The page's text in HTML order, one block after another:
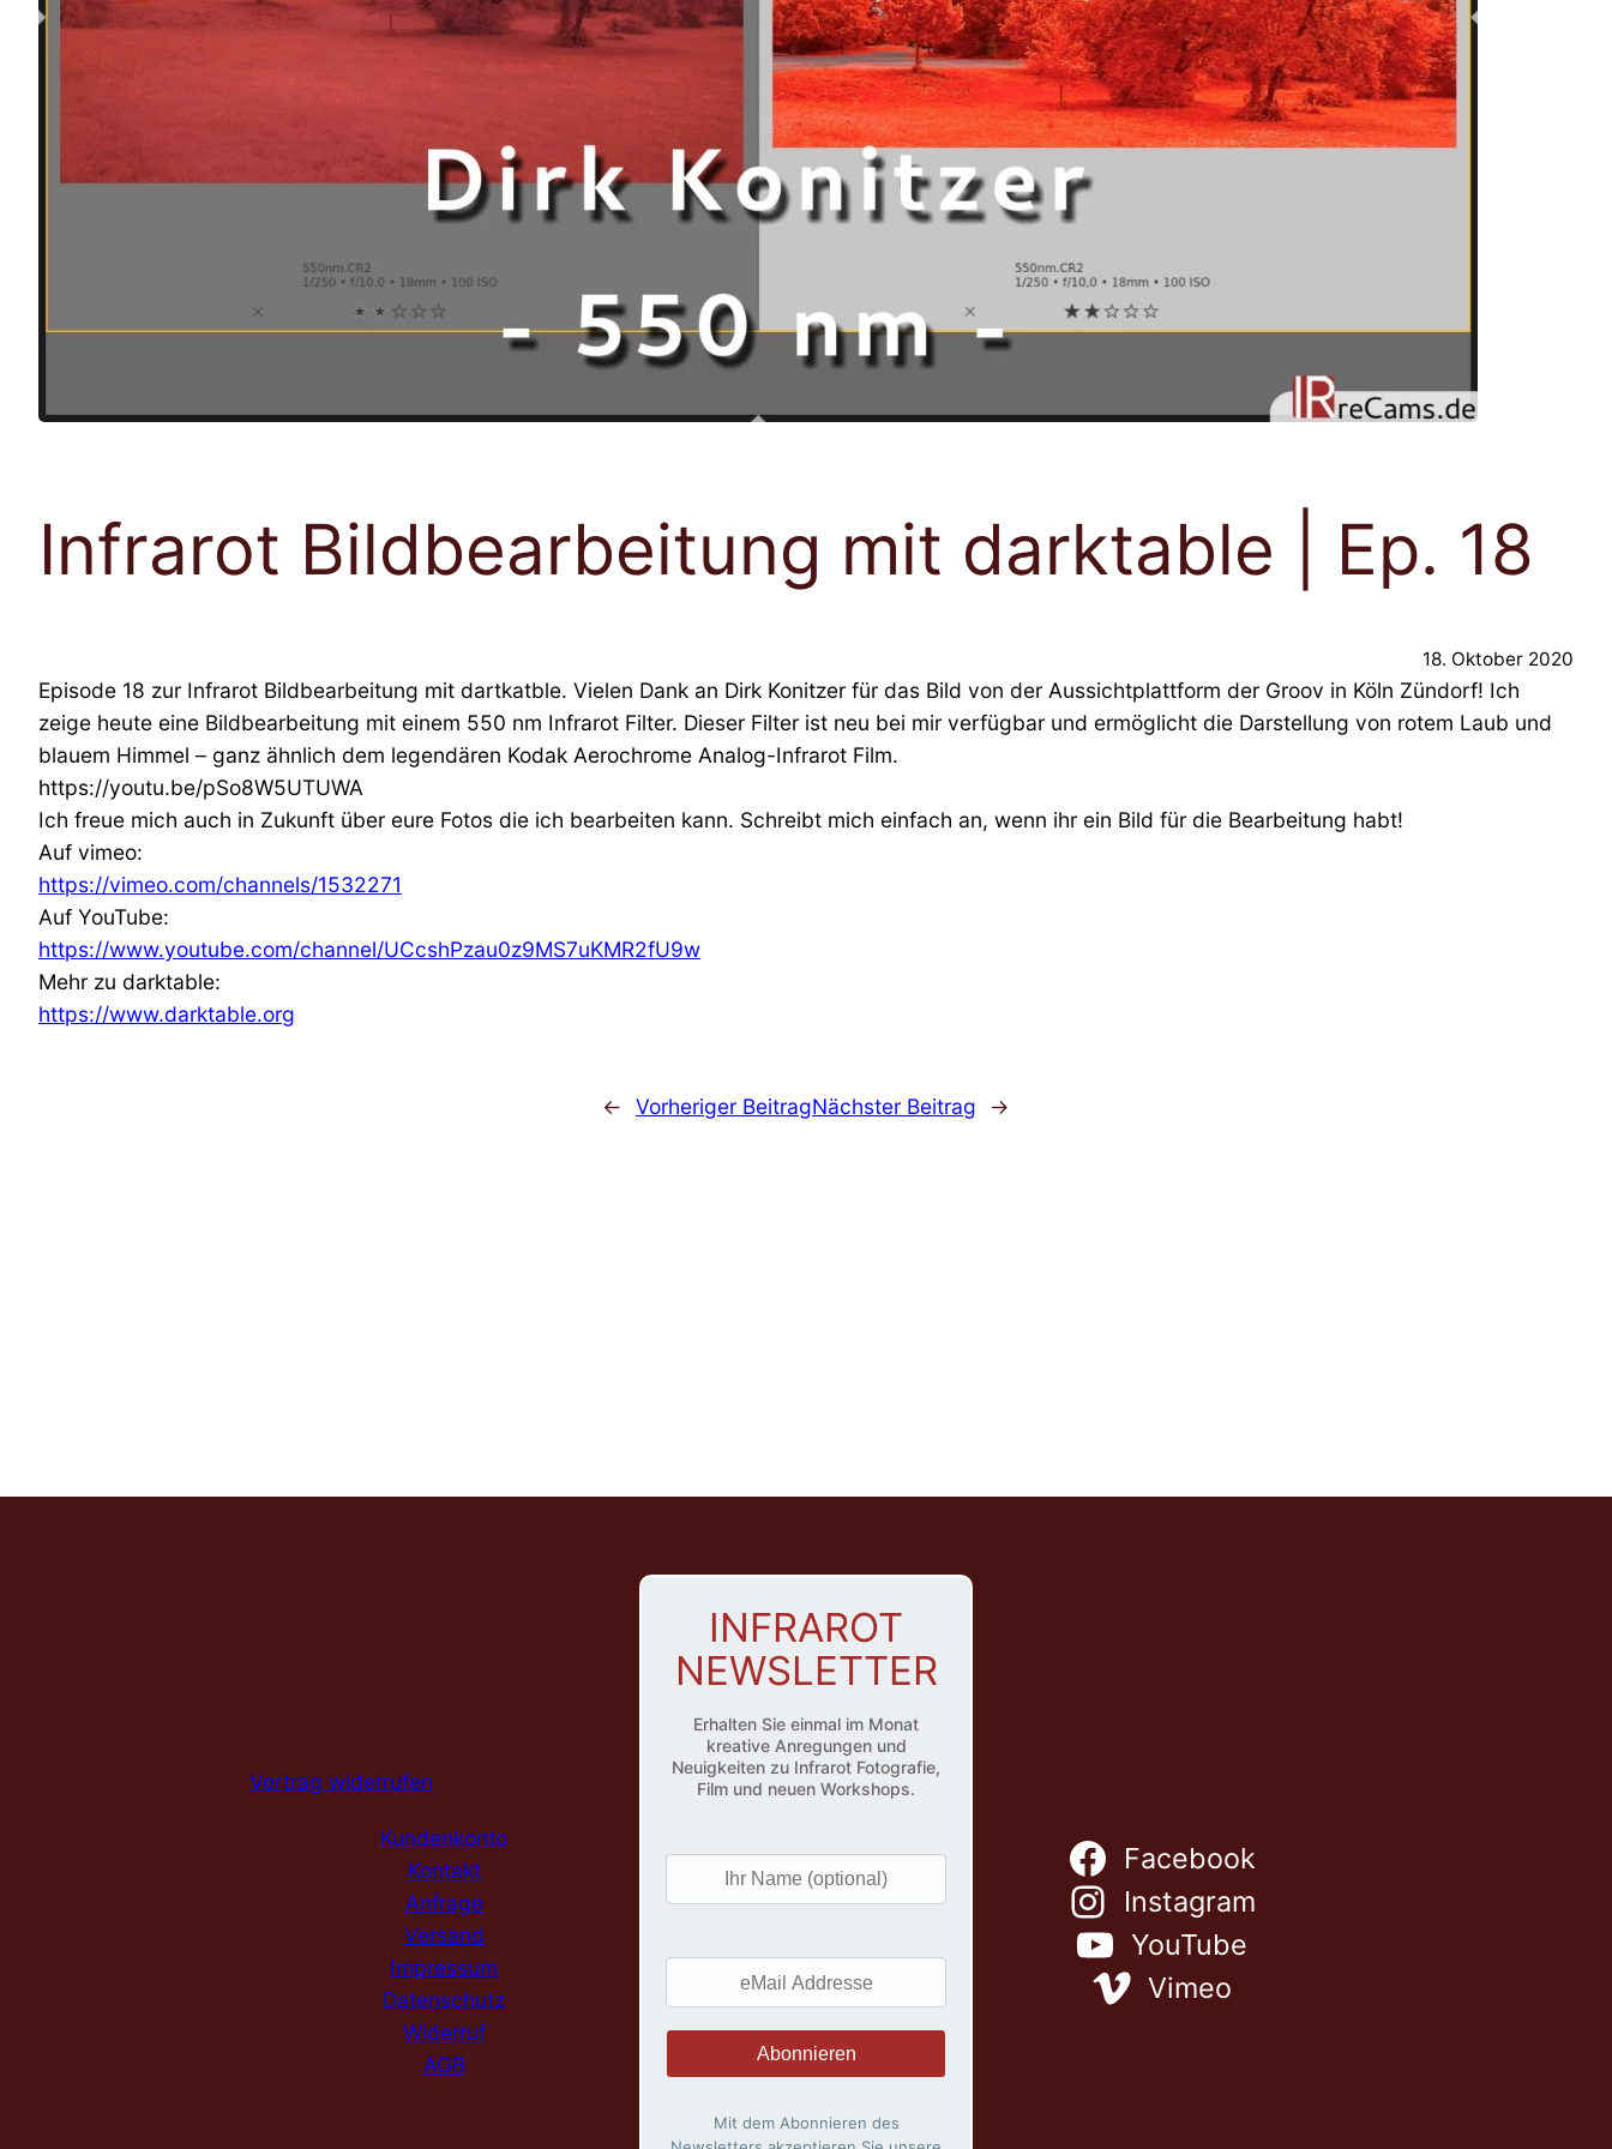
Infrarot Bildbearbeitung mit darktable | Ep. 18
18. Oktober 2020
Episode 18 zur Infrarot Bildbearbeitung mit dartkatble. Vielen Dank an Dirk Konitzer für das Bild von der Aussichtplattform der Groov in Köln Zündorf! Ich
zeige heute eine Bildbearbeitung mit einem 550 nm Infrarot Filter. Dieser Filter ist neu bei mir verfügbar und ermöglicht die Darstellung von rotem Laub und
blauem Himmel – ganz ähnlich dem legendären Kodak Aerochrome Analog-Infrarot Film.
https://youtu.be/pSo8W5UTUWA
Ich freue mich auch in Zukunft über eure Fotos die ich bearbeiten kann. Schreibt mich einfach an, wenn ihr ein Bild für die Bearbeitung habt!
Auf vimeo:
https://vimeo.com/channels/1532271
Auf YouTube:
https://www.youtube.com/channel/UCcshPzau0z9MS7uKMR2fU9w
Mehr zu darktable:
https://www.darktable.org
← Vorheriger BeitragNächster Beitrag →
Vertrag widerrufen
Kundenkonto
Kontakt
Anfrage
Versand
Impressum
Datenschutz
Widerruf
AGB
INFRAROT
NEWSLETTER
Erhalten Sie einmal im Monat
kreative Anregungen und
Neuigkeiten zu Infrarot Fotografie,
Film und neuen Workshops.
r
a
m
e
a
i
l
Mit dem Abonnieren des
Facebook
Instagram
YouTube
Vimeo